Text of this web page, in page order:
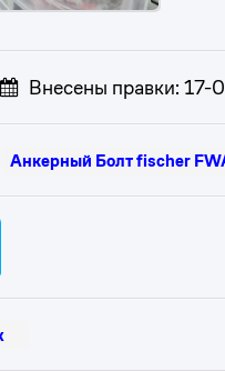
Внесены правки:
Анкерный Болт fischer